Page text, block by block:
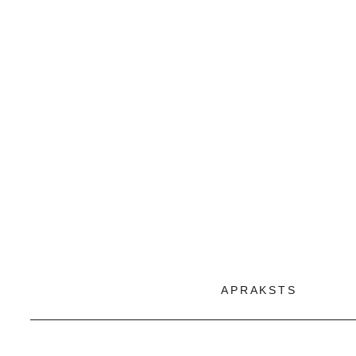
APRAKSTS